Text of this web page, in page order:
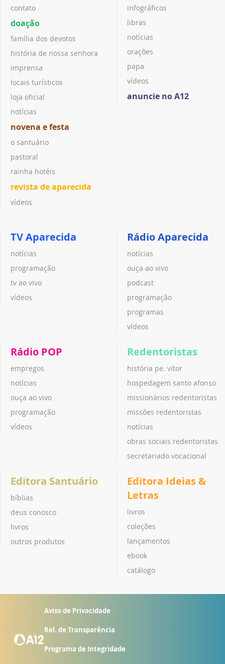
contato
doação
família dos devotos
história de nossa senhora
imprensa
locais turísticos
loja oficial
notícias
novena e festa
o santuário
pastoral
rainha hotéis
revista de aparecida
vídeos
infográficos
libras
notícias
orações
papa
vídeos
anuncie no A12
TV Aparecida
notícias
programação
tv ao vivo
vídeos
Rádio Aparecida
notícias
ouça ao vivo
podcast
programação
programas
vídeos
Rádio POP
empregos
notícias
ouça ao vivo
programação
vídeos
Redentoristas
história pe. vitor
hospedagem santo afonso
missionários redentoristas
missões redentoristas
notícias
obras sociais redentoristas
secretariado vocacional
Editora Santuário
bíblias
deus conosco
livros
outros produtos
Editora Ideias &
Letras
livros
coleções
lançamentos
ebook
catálogo
Aviso de Privacidade
Rel. de Transparência
Programa de Integridade